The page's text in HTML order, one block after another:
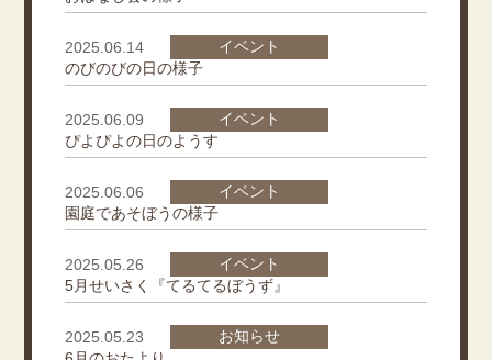
2025.06.14
イベント
のびのびの日の様子
2025.06.09
イベント
ぴよぴよの日のようす
2025.06.06
イベント
園庭であそぼうの様子
2025.05.26
イベント
5月せいさく『てるてるぼうず』
2025.05.23
お知らせ